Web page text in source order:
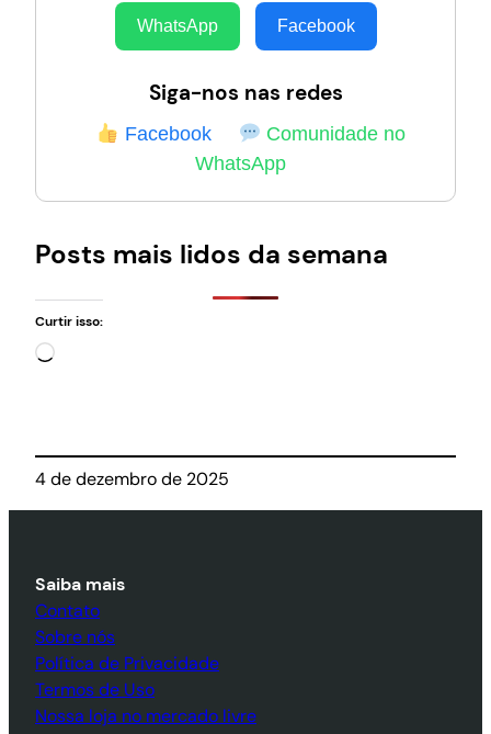
WhatsApp Facebook
Siga-nos nas redes
Facebook
Comunidade no
WhatsApp
Posts mais lidos da semana
Curtir isso:
Carregando…
4 de dezembro de 2025
Saiba mais
Contato
Sobre nós
Política de Privacidade
Termos de Uso
Nossa loja no mercado livre